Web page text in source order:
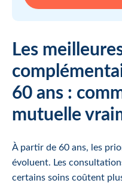
Les
60 ans :
mutuelle
À partir de 60 ans, les
évoluent. Les
certains soins coûtent